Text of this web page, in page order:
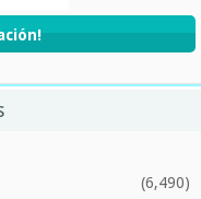
(6,490)